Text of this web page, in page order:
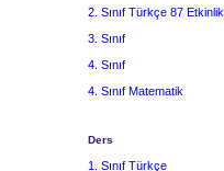
2. Sınıf Türkçe 87 Etkinlik
3. Sınıf
4. Sınıf
4. Sınıf Matematik
Ders
1. Sınıf Türkçe